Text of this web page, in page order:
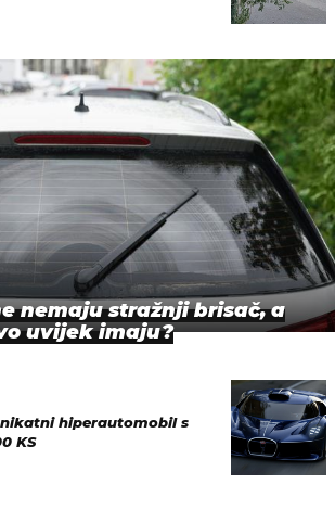
nemaju stražnji brisač, a
uvijek imaju?
hiperautomobil s
KS